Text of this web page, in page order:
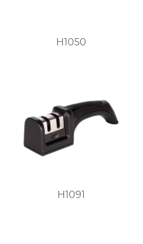
H1050
H1091